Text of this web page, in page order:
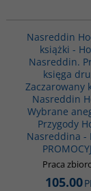
Nasreddin
książki -
Nasreddin.
księga
Zaczarowany
Nasreddin
Wybrane
Przygody
Nasreddina -
Praca
105.00